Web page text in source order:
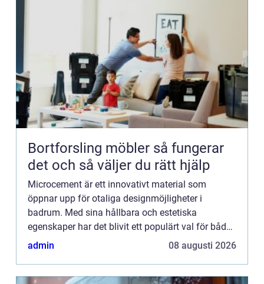
Bortforsling möbler så fungerar
det och så väljer du rätt hjälp
Microcement är ett innovativt material som
öppnar upp för otaliga designmöjligheter i
badrum. Med sina hållbara och estetiska
egenskaper har det blivit ett populärt val för både
privatpersoner och företa...
admin 08 augusti 2026